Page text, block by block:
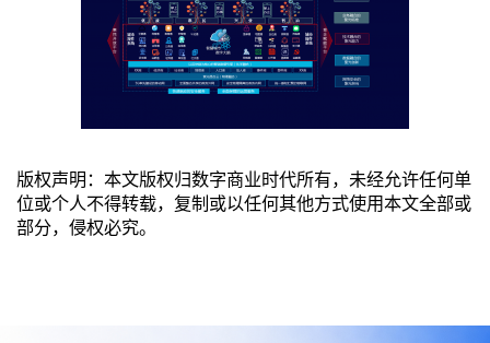
版权声明：本文版权归数字商业时代所有，未经允许任何单
位或个人不得转载，复制或以任何其他方式使用本文全部或
部分，侵权必究。